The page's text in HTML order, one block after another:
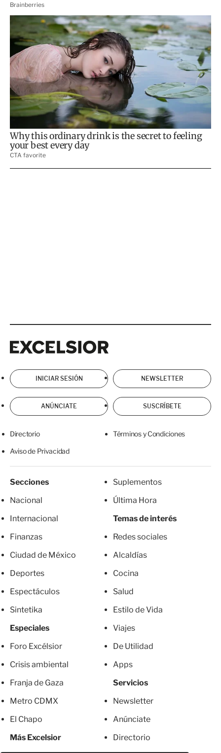
INICIAR SESIÓN NEWSLETTER
ANÚNCIATE SUSCRÍBETE
Directorio Términos y Condiciones
Aviso de Privacidad
Secciones
Nacional
Internacional
Finanzas
Ciudad de México
Deportes
Espectáculos
Sintetika
Especiales
Foro Excélsior
Crisis ambiental
Franja de Gaza
Metro CDMX
El Chapo
Más Excelsior
Suplementos
Última Hora
Temas de interés
Redes sociales
Alcaldías
Cocina
Salud
Estilo de Vida
Viajes
De Utilidad
Apps
Servicios
Newsletter
Anúnciate
Directorio